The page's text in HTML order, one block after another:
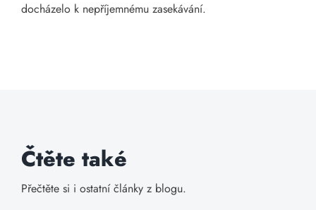
docházelo k nepříjemnému zasekávání.
Čtěte také
Přečtěte si i ostatní články z blogu.